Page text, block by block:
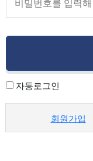
자동로그인
회원가입